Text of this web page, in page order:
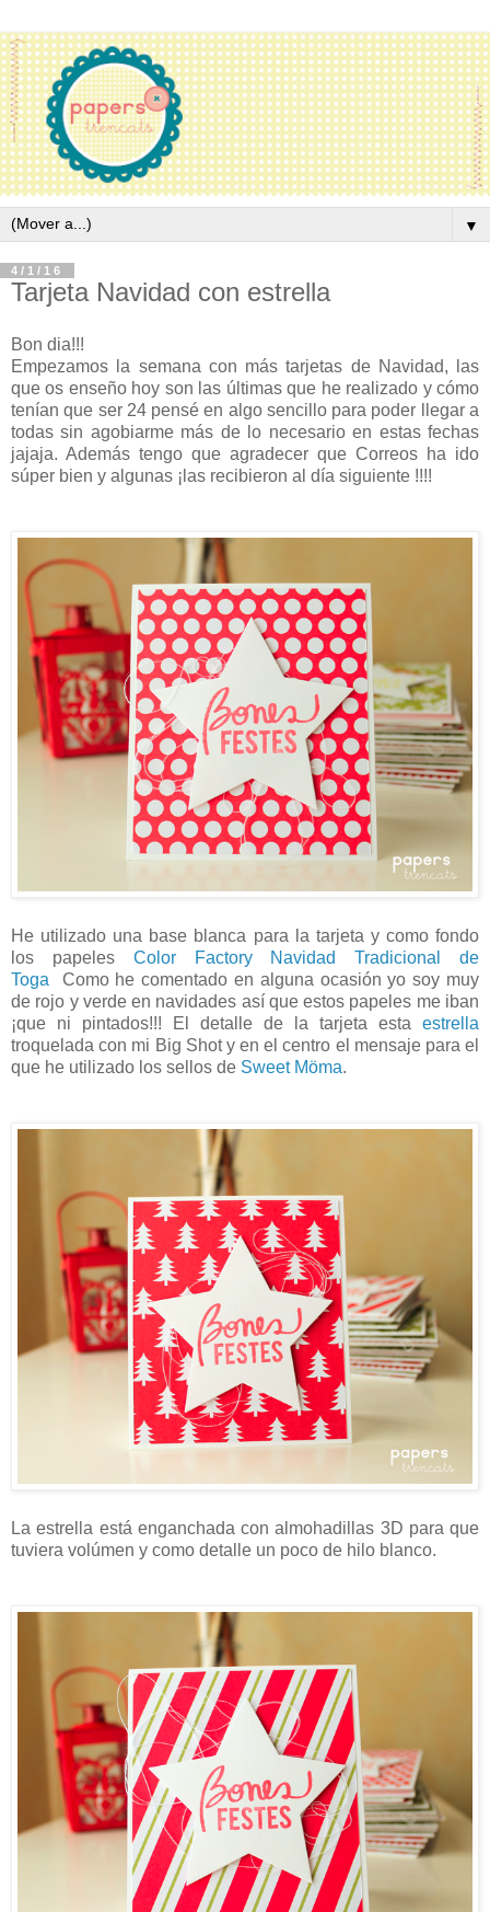
▼
4/1/16
Tarjeta Navidad con estrella
Bon dia!!!
Empezamos la semana con más tarjetas de Navidad, las
que os enseño hoy son las últimas que he realizado y cómo
tenían que ser 24 pensé en algo sencillo para poder llegar a
todas sin agobiarme más de lo necesario en estas fechas
jajaja. Además tengo que agradecer que Correos ha ido
súper bien y algunas ¡las recibieron al día siguiente !!!!
He utilizado una base blanca para la tarjeta y como fondo
los papeles Color Factory Navidad Tradicional de
Toga
Como he comentado en alguna ocasión yo soy muy
de rojo y verde en navidades así que estos papeles me iban
¡que ni pintados!!! El detalle de la tarjeta esta estrella
troquelada con mi Big Shot y en el centro el mensaje para el
que he utilizado los sellos de Sweet Möma.
La estrella está enganchada con almohadillas 3D para que
tuviera volúmen y como detalle un poco de hilo blanco.